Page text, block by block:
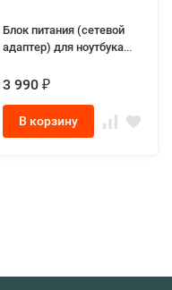
Блок питания (сетевой
адаптер) для ноутбука
65W max Type-C Square
3 990 ₽
В корзину